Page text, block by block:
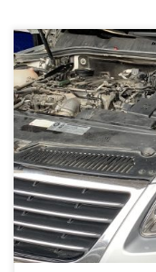
Фольксваген Пассат
лошадиных сил и
и настало время его
рециркуляции ОГ
03L906022QG Версия
модифицированную
крутящего момента,